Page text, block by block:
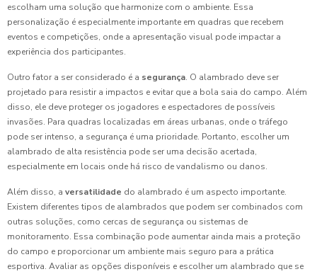
escolham uma solução que harmonize com o ambiente. Essa
personalização é especialmente importante em quadras que recebem
eventos e competições, onde a apresentação visual pode impactar a
experiência dos participantes.
Outro fator a ser considerado é a segurança. O alambrado deve ser
projetado para resistir a impactos e evitar que a bola saia do campo. Além
disso, ele deve proteger os jogadores e espectadores de possíveis
invasões. Para quadras localizadas em áreas urbanas, onde o tráfego
pode ser intenso, a segurança é uma prioridade. Portanto, escolher um
alambrado de alta resistência pode ser uma decisão acertada,
especialmente em locais onde há risco de vandalismo ou danos.
Além disso, a versatilidade do alambrado é um aspecto importante.
Existem diferentes tipos de alambrados que podem ser combinados com
outras soluções, como cercas de segurança ou sistemas de
monitoramento. Essa combinação pode aumentar ainda mais a proteção
do campo e proporcionar um ambiente mais seguro para a prática
esportiva. Avaliar as opções disponíveis e escolher um alambrado que se